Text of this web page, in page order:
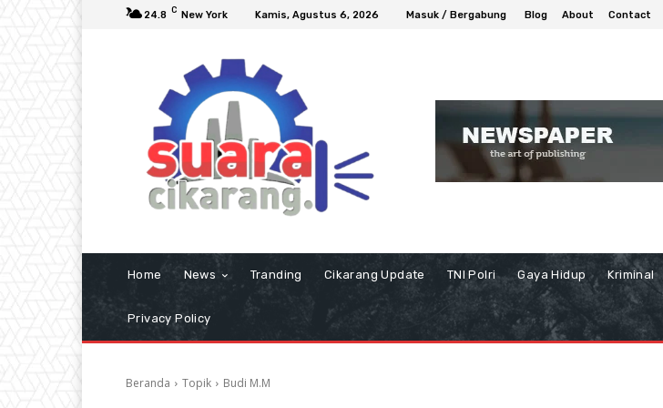
24.8 C New York Kamis, Agustus 6, 2026 Masuk / Bergabung Blog About Contact
Home News Tranding Cikarang Update TNI Polri Gaya Hidup Kriminal
Privacy Policy
Beranda Topik Budi M.M